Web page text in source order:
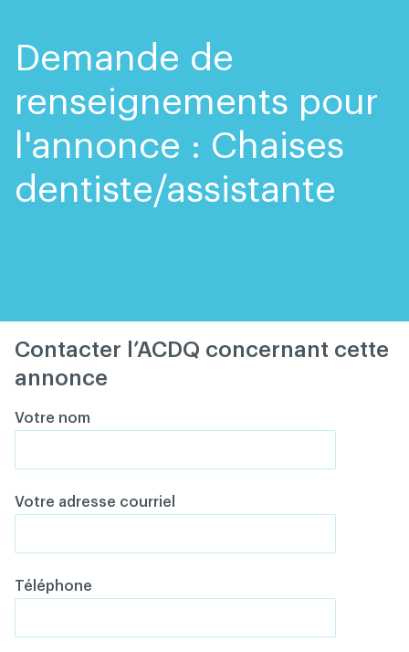
Demande de
renseignements pour
l'annonce : Chaises
dentiste/assistante
Contacter l’ACDQ concernant cette
annonce
Votre nom
Votre adresse courriel
Téléphone